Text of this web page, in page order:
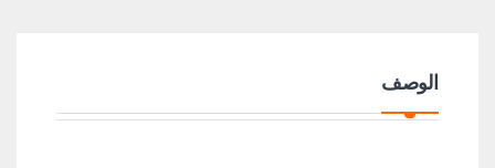
الوصف